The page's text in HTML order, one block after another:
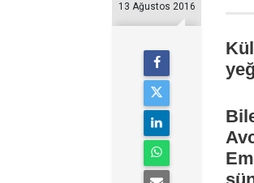
13 Ağustos 2016